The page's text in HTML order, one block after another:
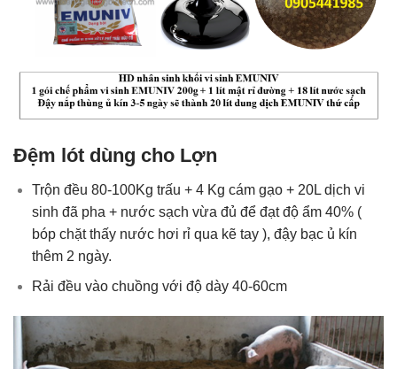
Đệm lót dùng cho Lợn
Trộn đều 80-100Kg trấu + 4 Kg cám gạo + 20L dịch vi
sinh đã pha + nước sạch vừa đủ để đạt độ ẩm 40% (
bóp chặt thấy nước hơi rỉ qua kẽ tay ), đậy bạc ủ kín
thêm 2 ngày.
Rải đều vào chuồng với độ dày 40-60cm